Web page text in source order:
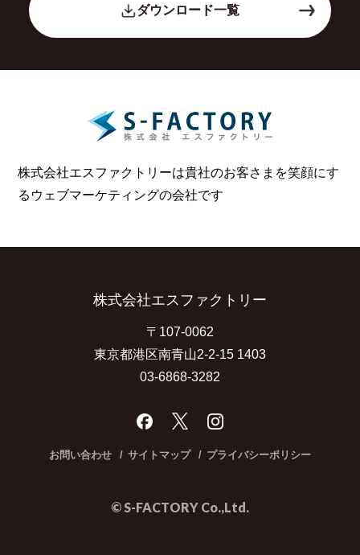
ダウンロード一覧
株式会社エスファクトリーは貴社のお客さまを笑顔にす
る ウェブマーケティングの会社です
株式会社エスファクトリー
〒107-0062
東京都港区南青山2-2-15 1403
03-6868-3282
お問い合わせ サイトマップ プライバシーポリシー
© S-FACTORY Co.,Ltd.